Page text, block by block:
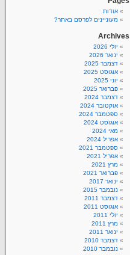
אודות
מעוניינים לפרסם באתר?
Archives
יולי 2026
ינואר 2026
דצמבר 2025
אוגוסט 2025
יוני 2025
פברואר 2025
דצמבר 2024
אוקטובר 2024
ספטמבר 2024
אוגוסט 2024
מאי 2024
אפריל 2024
ספטמבר 2021
אפריל 2021
מרץ 2021
פברואר 2021
ינואר 2017
נובמבר 2015
דצמבר 2011
אוגוסט 2011
יולי 2011
מרץ 2011
ינואר 2011
דצמבר 2010
נובמבר 2010